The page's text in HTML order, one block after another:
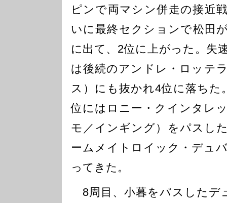
ピンで両マシン併走の接近
いに最終セクションで松田
に出て、2位に上がった。失
は後続のアンドレ・ロッテ
ス）にも抜かれ4位に落ちた
位にはロニー・クインタレ
モ／インギング）をパスし
ームメイトロイック・デュ
ってきた。
8周目、小暮をパスしたデ